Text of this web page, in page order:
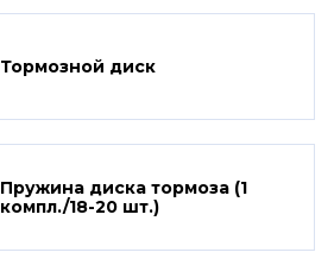
Тормозной диск
Пружина диска тормоза (1
компл./18-20 шт.)